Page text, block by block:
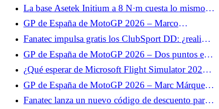
desaparecido y llega un parche a continuación.
La base Asetek Initium a 8 N·m cuesta lo mismo
que la base de 5,5 N·m.
GP de España de MotoGP 2026 – Marco
Bezzecchi limita los daños en carrera: “Alex
Márquez fue demasiado rápido”
Fanatec impulsa gratis los ClubSport DD: ¿realidad
o marketing?
GP de España de MotoGP 2026 – Dos puntos en
carrera para Fabio Quartararo: “No estamos en
condiciones de ser positivos”
¿Qué esperar de Microsoft Flight Simulator 2024
en PlayStation VR2?
GP de España de MotoGP 2026 – Marc Márquez
pone en perspectiva su caída: “Aun así fue un buen
fin de semana”
Fanatec lanza un nuevo código de descuento para